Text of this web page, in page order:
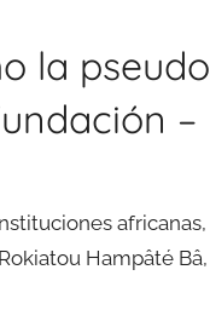
la pseudo
–
africanas,
Hampâté Bâ,